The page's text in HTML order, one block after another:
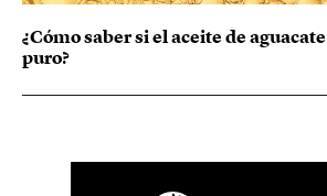
¿Cómo saber si el aceite de
puro?